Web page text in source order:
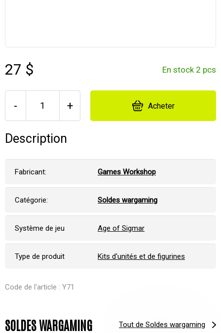
27 $ En stock 2 pcs
- + Acheter
Description
Fabricant: Games Workshop
Catégorie: Soldes wargaming
Système de jeu Age of Sigmar
Type de produit Kits d'unités et de figurines
Code de l'article : Y71
SOLDES WARGAMING Tout de Soldes wargaming